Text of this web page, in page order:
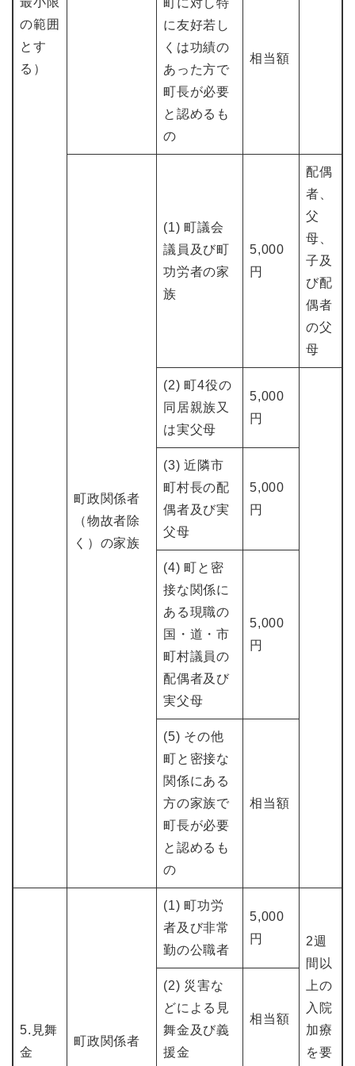
の範囲
とす
る）
町に対し特
に友好若し
くは功績の
あった方で
町長が必要
と認めるも
の
相当額
町政関係者
（物故者除
く）の家族
(1) 町議会
議員及び町
功労者の家
族
5,000
円
配偶
者、
父
母、
子及
び配
偶者
の父
母
(2) 町4役の
同居親族又
は実父母
5,000
円
(3) 近隣市
町村長の配
偶者及び実
父母
5,000
円
(4) 町と密
接な関係に
ある現職の
国・道・市
町村議員の
配偶者及び
実父母
5,000
円
(5) その他
町と密接な
関係にある
方の家族で
町長が必要
と認めるも
の
相当額
5.見舞
金
町政関係者
(1) 町功労
者及び非常
勤の公職者
5,000
円
2週
間以
上の
入院
加療
を要
(2) 災害な
どによる見
舞金及び義
援金
相当額